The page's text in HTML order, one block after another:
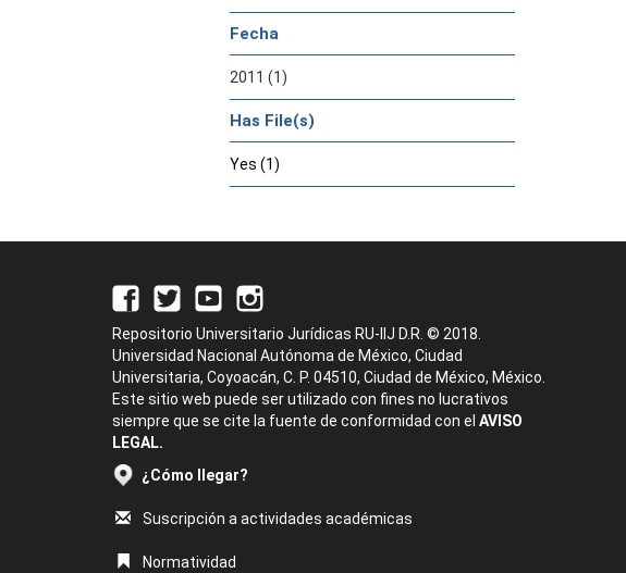
Fecha
2011 (1)
Has File(s)
Yes (1)
Repositorio Universitario Jurídicas RU-IIJ D.R. © 2018.
Universidad Nacional Autónoma de México, Ciudad
Universitaria, Coyoacán, C. P. 04510, Ciudad de México, México.
Este sitio web puede ser utilizado con fines no lucrativos
siempre que se cite la fuente de conformidad con el AVISO
LEGAL.
¿Cómo llegar?
Suscripción a actividades académicas
Normatividad